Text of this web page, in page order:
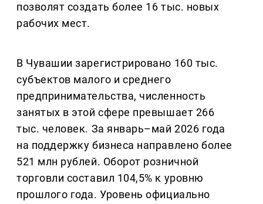
позволят создать более 16 тыс. новых
рабочих мест.
В Чувашии зарегистрировано 160 тыс.
субъектов малого и среднего
предпринимательства, численность
занятых в этой сфере превышает 266
тыс. человек. За январь–май 2026 года
на поддержку бизнеса направлено более
521 млн рублей. Оборот розничной
торговли составил 104,5% к уровню
прошлого года. Уровень официально